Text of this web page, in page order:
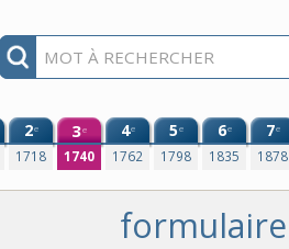
2e
1718
3e
1740
4e
1762
5e
1798
6e
1835
7e
1878
formulaire